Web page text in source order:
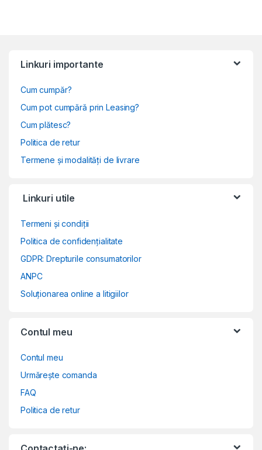
Linkuri importante
Cum cumpăr?
Cum pot cumpără prin Leasing?
Cum plătesc?
Politica de retur
Termene și modalități de livrare
Linkuri utile
Termeni și condiții
Politica de confidențialitate
GDPR: Drepturile consumatorilor
ANPC
Soluționarea online a litigiilor
Contul meu
Contul meu
Urmărește comanda
FAQ
Politica de retur